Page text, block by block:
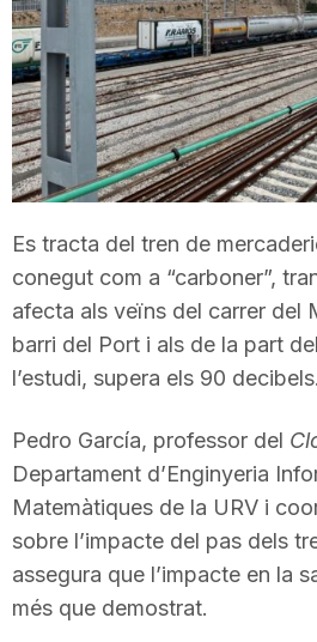
a
r
a
n
Es tracta del tren de
conegut com a “carboner”,
afecta als veïns del carrer del
barri del Port i als de la part
l’estudi, supera els 90 decibels.
Pedro García, professor del
Departament d’Enginyeria
Matemàtiques de la URV i
sobre l’impacte del pas dels
assegura que l’impacte en la
més que demostrat.